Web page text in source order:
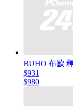
BUHO 布歐
$931
$980